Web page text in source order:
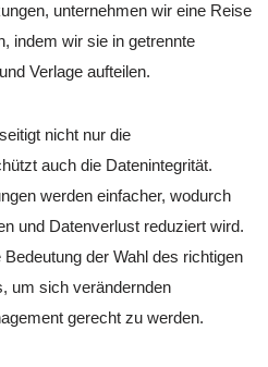
unternehmen wir eine Reise
indem wir sie in getrennte
Verlage aufteilen.
nicht nur die
auch die Datenintegrität.
werden einfacher, wodurch
und Datenverlust reduziert wird.
der Wahl des richtigen
um sich verändernden
gerecht zu werden.